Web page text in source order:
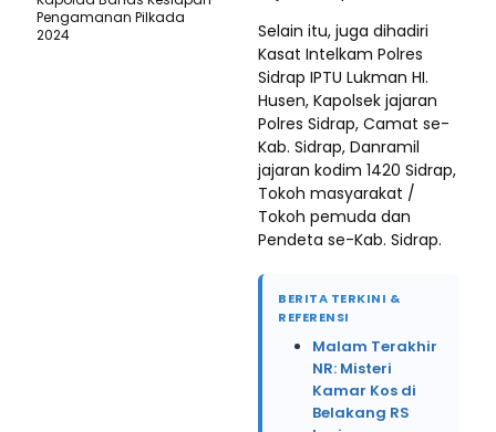
Selain itu, juga dihadiri
Kasat Intelkam Polres
Sidrap IPTU Lukman HI.
Husen, Kapolsek jajaran
Polres Sidrap, Camat se-
Kab. Sidrap, Danramil
jajaran kodim 1420 Sidrap,
Tokoh masyarakat /
Tokoh pemuda dan
Pendeta se-Kab. Sidrap.
BERITA TERKINI &
REFERENSI
Malam Terakhir
NR: Misteri
Kamar Kos di
Belakang RS
Pengamanan Pilkada
2024